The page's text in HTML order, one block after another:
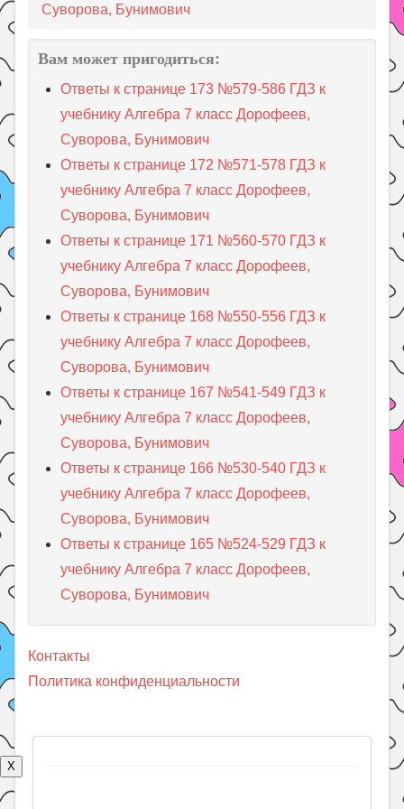
Суворова, Бунимович
Вам может пригодиться:
Ответы к странице 173 №579-586 ГДЗ к
учебнику Алгебра 7 класс Дорофеев,
Суворова, Бунимович
Ответы к странице 172 №571-578 ГДЗ к
учебнику Алгебра 7 класс Дорофеев,
Суворова, Бунимович
Ответы к странице 171 №560-570 ГДЗ к
учебнику Алгебра 7 класс Дорофеев,
Суворова, Бунимович
Ответы к странице 168 №550-556 ГДЗ к
учебнику Алгебра 7 класс Дорофеев,
Суворова, Бунимович
Ответы к странице 167 №541-549 ГДЗ к
учебнику Алгебра 7 класс Дорофеев,
Суворова, Бунимович
Ответы к странице 166 №530-540 ГДЗ к
учебнику Алгебра 7 класс Дорофеев,
Суворова, Бунимович
Ответы к странице 165 №524-529 ГДЗ к
учебнику Алгебра 7 класс Дорофеев,
Суворова, Бунимович
Контакты
Политика конфиденциальности
X